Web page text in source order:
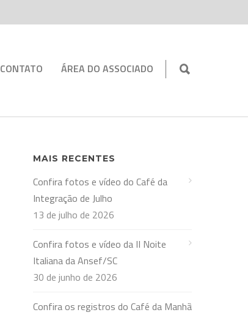
CONTATO ÁREA DO ASSOCIADO
MAIS RECENTES
Confira fotos e vídeo do Café da
Integração de Julho
13 de julho de 2026
Confira fotos e vídeo da II Noite
Italiana da Ansef/SC
30 de junho de 2026
Confira os registros do Café da Manhã